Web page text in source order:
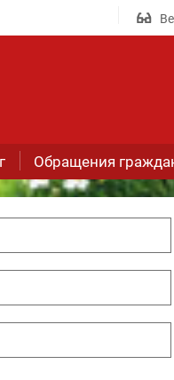
Обращения